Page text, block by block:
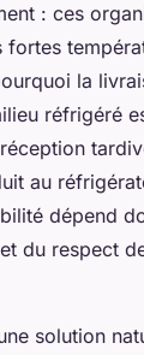
: ces
fortes
la
réfrigéré
au
dépend
du respect
solution